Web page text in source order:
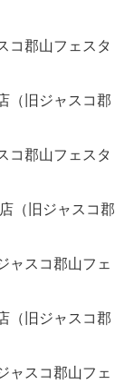
コ郡山フェスタ
（旧ジャスコ郡
コ郡山フェスタ
（旧ジャスコ郡
ャスコ郡山フェ
（旧ジャスコ郡
ャスコ郡山フェ